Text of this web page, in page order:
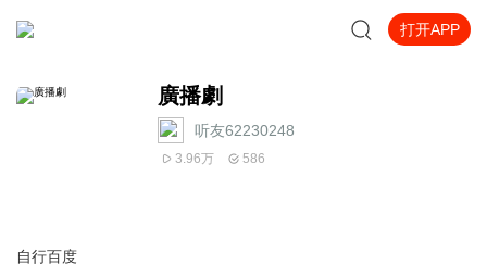
打开APP
廣播劇
听友62230248
3.96万 586
自行百度